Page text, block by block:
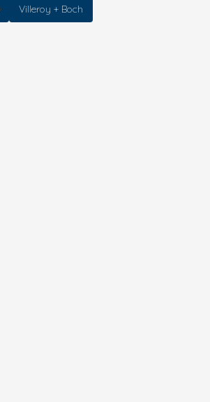
Villeroy + Boch